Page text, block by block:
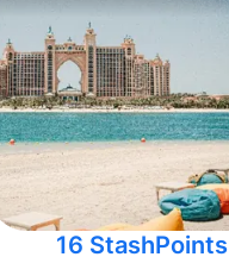
16 StashPoints